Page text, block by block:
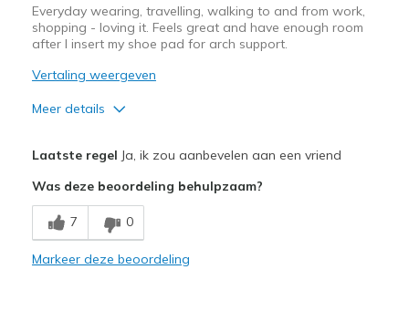
View On Shoes
I'm Into Shoes
Everyday wearing, travelling, walking to and from work,
shopping - loving it. Feels great and have enough room
after I insert my shoe pad for arch support.
Vertaling weergeven
Meer details
Breathe Well
Comfortable
Laatste regel Ja, ik zou aanbevelen aan een vriend
Was deze beoordeling behulpzaam?
7 0
Markeer deze beoordeling